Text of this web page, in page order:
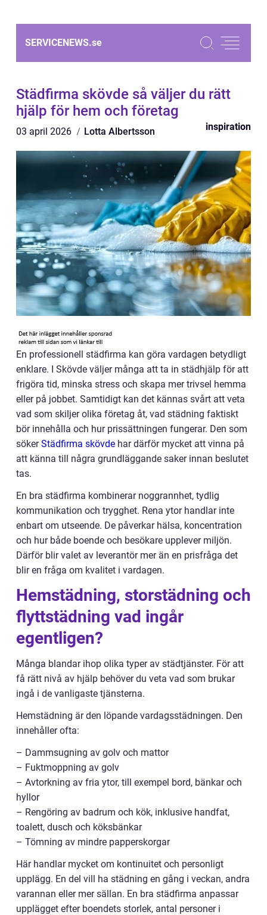
SERVICENEWS.se
Städfirma skövde så väljer du rätt
hjälp för hem och företag
03 april 2026 Lotta Albertsson inspiration
En professionell städfirma kan göra vardagen betydligt
enklare. I Skövde väljer många att ta in städhjälp för att
frigöra tid, minska stress och skapa mer trivsel hemma
eller på jobbet. Samtidigt kan det kännas svårt att veta
vad som skiljer olika företag åt, vad städning faktiskt
bör innehålla och hur prissättningen fungerar. Den som
sökerStädfirma skövde har därför mycket att vinna på
att känna till några grundläggande saker innan beslutet
tas.
En bra städfirma kombinerar noggrannhet, tydlig
kommunikation och trygghet. Rena ytor handlar inte
enbart om utseende. De påverkar hälsa, koncentration
och hur både boende och besökare upplever miljön.
Därför blir valet av leverantör mer än en prisfråga det
blir en fråga om kvalitet i vardagen.
Hemstädning, storstädning och
flyttstädning vad ingår
egentligen?
Många blandar ihop olika typer av städtjänster. För att
få rätt nivå av hjälp behöver du veta vad som brukar
ingå i de vanligaste tjänsterna.
Hemstädning är den löpande vardagsstädningen. Den
innehåller ofta:
– Dammsugning av golv och mattor
– Fuktmoppning av golv
– Avtorkning av fria ytor, till exempel bord, bänkar och
hyllor
– Rengöring av badrum och kök, inklusive handfat,
toalett, dusch och köksbänkar
– Tömning av mindre papperskorgar
Här handlar mycket om kontinuitet och personligt
upplägg. En del vill ha städning en gång i veckan, andra
varannan eller mer sällan. En bra städfirma anpassar
upplägget efter boendets storlek, antal personer i